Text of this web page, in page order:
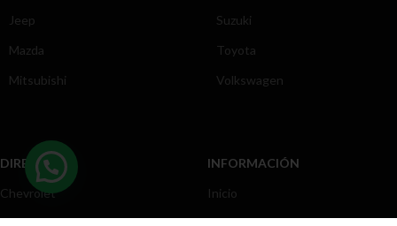
Jeep
Mazda
Mitsubishi
Suzuki
Toyota
Volkswagen
DIRECCIÓN
Chevrolet
INFORMACIÓN
Inicio